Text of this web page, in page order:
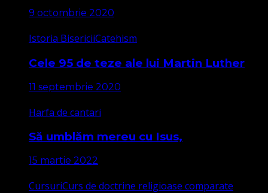
9 octombrie 2020
Istoria BisericiiCatehism
Cele 95 de teze ale lui Martin Luther
11 septembrie 2020
Harfa de cantari
Să umblăm mereu cu Isus,
15 martie 2022
CursuriCurs de doctrine religioase comparate